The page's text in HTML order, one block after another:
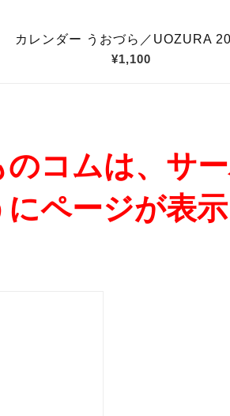
のコムは、サ
にページが表